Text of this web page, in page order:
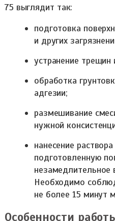
75 выглядит так:
подготовка
и других
устранение трещин
обработка
адгезии;
размешивание
нужной
нанесение
подготовленную
незамедлительное
Необходимо
не более 15 минут
Особенности